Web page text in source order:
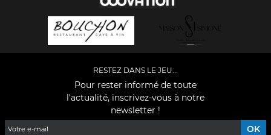
RESTEZ DANS LE JEU...
Pour rester informé de toute
l'actualité, inscrivez-vous à notre
newsletter !